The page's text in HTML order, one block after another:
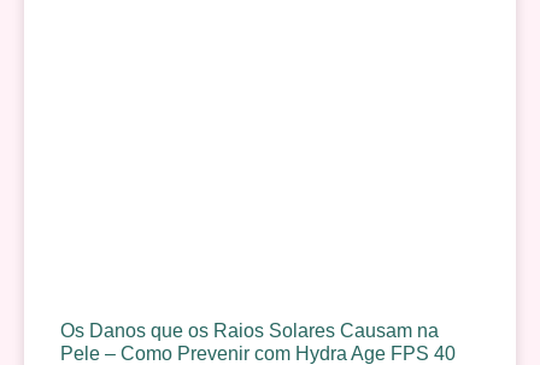
Os Danos que os Raios Solares Causam na
Pele – Como Prevenir com Hydra Age FPS 40